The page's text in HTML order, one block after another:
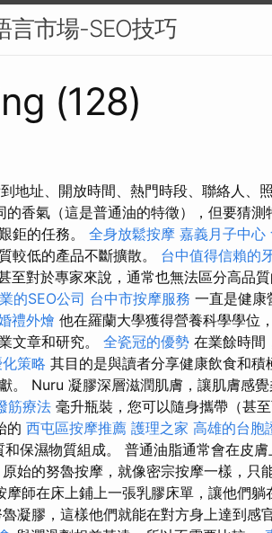
言市場-SEO技巧
(128)
地址、開放時間、熱門時段、聯絡人、
的香氣（這是普通油的特徵），但要猜測
鉅的任務。 全身放鬆按摩 嘉義月子中心
較低的產品不斷擴散。 台中值得信賴的
至對於專家來說，通常也無法區分高品
的SEO公司 台中市按摩服務 一直是健康
禮外燴 他在羅蘭大學獲得營養科學學位
文章和研究。 全瓷冠的優勢 在業餘時間
策略 其目的是與讀者分享健康飲食和積
。 Nuru 凝膠深層滋潤肌膚，讓肌膚感
筋療法 毫升瓶裝，您可以隨身攜帶（甚
的 西屯區按摩推薦 護理之家 高雄的台胞
保濕物質組成。 普通油脂通常會在皮
始的努魯按摩，就像密宗按摩一樣，只
摩師在床上鋪上一張乳膠床單，讓他們躺
凝膠，這樣他們就能在對方身上達到感